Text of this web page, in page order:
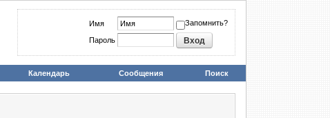
Имя Запомнить?
Пароль
Календарь Сообщения Поиск